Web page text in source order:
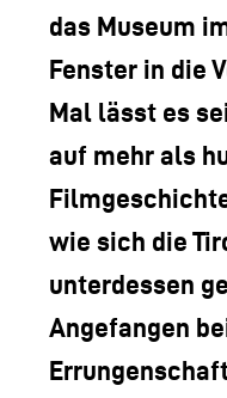
das Museum
Fenster in die
Mal lässt es
auf mehr als
wie sich die
unterdessen
Angefangen